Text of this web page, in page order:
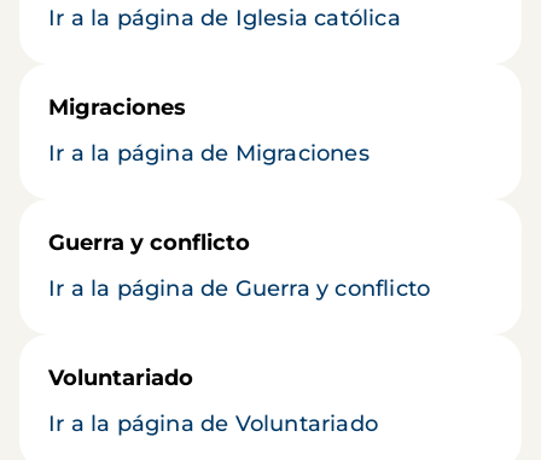
Ir a la página de Iglesia católica
Migraciones
Ir a la página de Migraciones
Guerra y conflicto
Ir a la página de Guerra y conflicto
Voluntariado
Ir a la página de Voluntariado